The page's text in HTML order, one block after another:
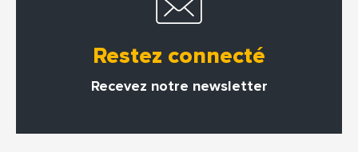
Restez connecté
Recevez notre newsletter